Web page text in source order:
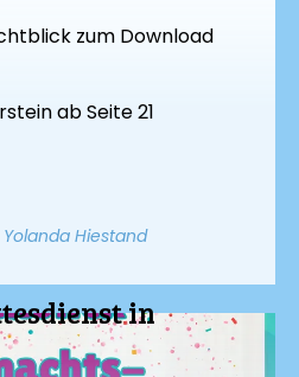
zum Download
ab Seite 21
Hiestand
in